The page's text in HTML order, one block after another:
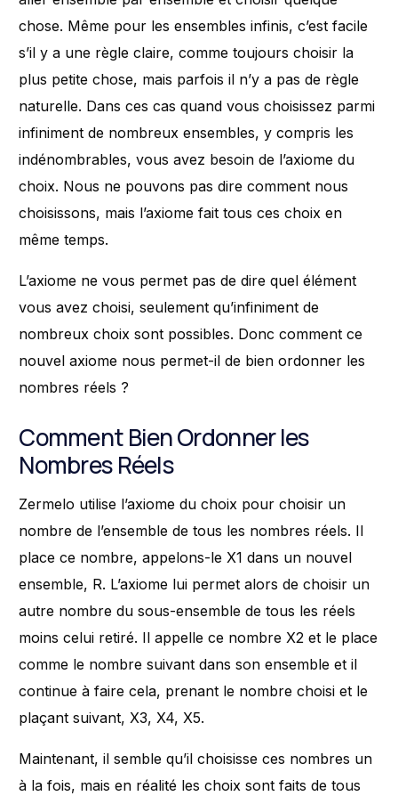
chose. Même pour les ensembles infinis, c’est facile
s’il y a une règle claire, comme toujours choisir la
plus petite chose, mais parfois il n’y a pas de règle
naturelle. Dans ces cas quand vous choisissez parmi
infiniment de nombreux ensembles, y compris les
indénombrables, vous avez besoin de l’axiome du
choix. Nous ne pouvons pas dire comment nous
choisissons, mais l’axiome fait tous ces choix en
même temps.
L’axiome ne vous permet pas de dire quel élément
vous avez choisi, seulement qu’infiniment de
nombreux choix sont possibles. Donc comment ce
nouvel axiome nous permet-il de bien ordonner les
nombres réels ?
Comment Bien Ordonner les
Nombres Réels
Zermelo utilise l’axiome du choix pour choisir un
nombre de l’ensemble de tous les nombres réels. Il
place ce nombre, appelons-le X1 dans un nouvel
ensemble, R. L’axiome lui permet alors de choisir un
autre nombre du sous-ensemble de tous les réels
moins celui retiré. Il appelle ce nombre X2 et le place
comme le nombre suivant dans son ensemble et il
continue à faire cela, prenant le nombre choisi et le
plaçant suivant, X3, X4, X5.
Maintenant, il semble qu’il choisisse ces nombres un
à la fois, mais en réalité les choix sont faits de tous